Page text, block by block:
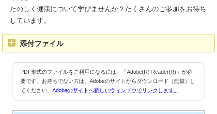
たのしく健康について学びませんか？たくさんのご参加をお待ち
しています。
添付ファイル
PDF形式のファイルをご利用になるには、「Adobe(R) Reader(R)」が必
要です。お持ちでない方は、Adobeのサイトからダウンロード（無償）し
てください。 Adobeのサイトへ新しいウィンドウでリンクします。